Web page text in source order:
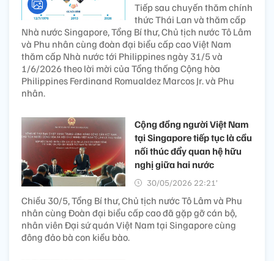
Tiếp sau chuyến thăm chính
thức Thái Lan và thăm cấp
Nhà nước Singapore, Tổng Bí thư, Chủ tịch nước Tô Lâm
và Phu nhân cùng đoàn đại biểu cấp cao Việt Nam
thăm cấp Nhà nước tới Philippines ngày 31/5 và
1/6/2026 theo lời mời của Tổng thống Cộng hòa
Philippines Ferdinand Romualdez Marcos Jr. và Phu
nhân.
Cộng đồng người Việt Nam
tại Singapore tiếp tục là cầu
nối thúc đẩy quan hệ hữu
nghị giữa hai nước
30/05/2026 22:21’
Chiều 30/5, Tổng Bí thư, Chủ tịch nước Tô Lâm và Phu
nhân cùng Đoàn đại biểu cấp cao đã gặp gỡ cán bộ,
nhân viên Đại sứ quán Việt Nam tại Singapore cùng
đông đảo bà con kiều bào.